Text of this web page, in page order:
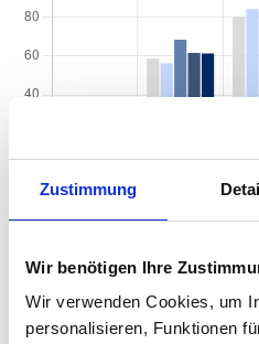
Zustimmung
Wir benötigen Ihre
Wir verwenden Cookies, um
personalisieren, Funktionen
Wohnungen nach